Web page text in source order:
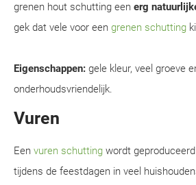
grenen hout schutting een erg
gek dat vele voor een grenen schutting
Eigenschappen: gele kleur, veel groeve
onderhoudsvriendelijk.
Vuren
Een vuren schutting wordt
tijdens de feestdagen in veel